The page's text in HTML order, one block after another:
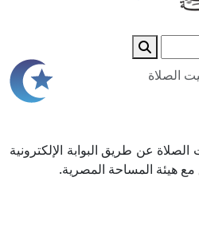
الصلاة
الصلاة عن طريق البوابة الإلكترونية
هيئة المساحة المصرية.